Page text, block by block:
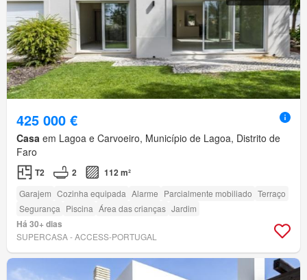
425 000 €
Casa em Lagoa e Carvoeiro, Município de Lagoa, Distrito de
Faro
T2 2 112 m²
Garajem Cozinha equipada Alarme Parcialmente mobiliado Terraço
Segurança Piscina Área das crianças Jardim
Há 30+ dias
SUPERCASA - ACCESS-PORTUGAL